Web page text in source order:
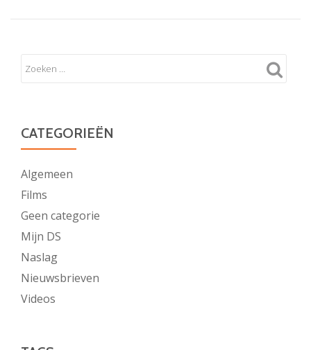
CATEGORIEËN
Algemeen
Films
Geen categorie
Mijn DS
Naslag
Nieuwsbrieven
Videos